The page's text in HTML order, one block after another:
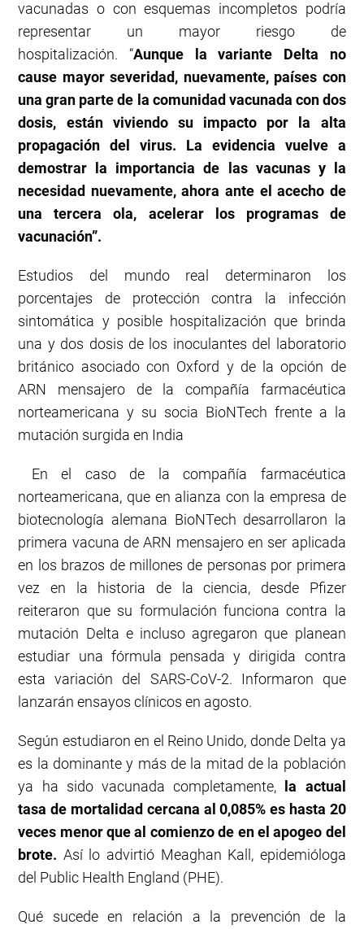
vacunadas o con esquemas incompletos podría
representar un mayor riesgo de
hospitalización. “Aunque la variante Delta no
cause mayor severidad, nuevamente, países con
una gran parte de la comunidad vacunada con dos
dosis, están viviendo su impacto por la alta
propagación del virus. La evidencia vuelve a
demostrar la importancia de las vacunas y la
necesidad nuevamente, ahora ante el acecho de
una tercera ola, acelerar los programas de
vacunación”.
Estudios del mundo real determinaron los
porcentajes de protección contra la infección
sintomática y posible hospitalización que brinda
una y dos dosis de los inoculantes del laboratorio
británico asociado con Oxford y de la opción de
ARN mensajero de la compañía farmacéutica
norteamericana y su socia BioNTech frente a la
mutación surgida en India
En el caso de la compañía farmacéutica
norteamericana, que en alianza con la empresa de
biotecnología alemana BioNTech desarrollaron la
primera vacuna de ARN mensajero en ser aplicada
en los brazos de millones de personas por primera
vez en la historia de la ciencia, desde Pfizer
reiteraron que su formulación funciona contra la
mutación Delta e incluso agregaron que planean
estudiar una fórmula pensada y dirigida contra
esta variación del SARS-CoV-2. Informaron que
lanzarán ensayos clínicos en agosto.
Según estudiaron en el Reino Unido, donde Delta ya
es la dominante y más de la mitad de la población
ya ha sido vacunada completamente, la actual
tasa de mortalidad cercana al 0,085% es hasta 20
veces menor que al comienzo de en el apogeo del
brote. Así lo advirtió Meaghan Kall, epidemióloga
del Public Health England (PHE).
Qué sucede en relación a la prevención de la